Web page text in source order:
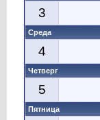
3
Среда
4
Четверг
5
Пятница